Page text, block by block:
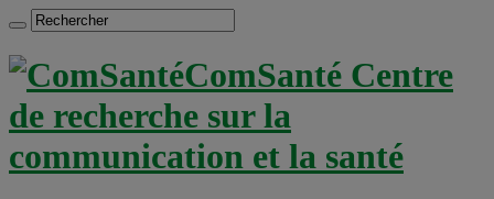
ComSanté Centre
de recherche sur la
communication et la santé